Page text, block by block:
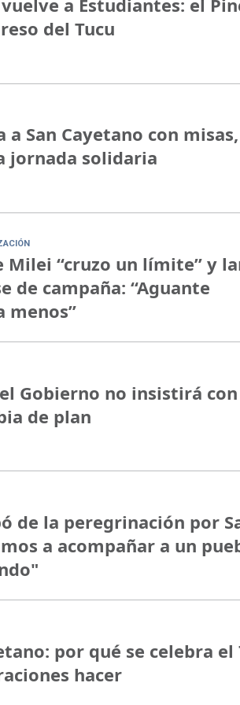
a Estudiantes: el
del Tucu
a San Cayetano con misas,
jornada solidaria
“cruzo un límite” y
de campaña: “Aguante
menos”
Gobierno no insistirá
de plan
de la peregrinación por
a acompañar a un
por qué se celebra el
hacer